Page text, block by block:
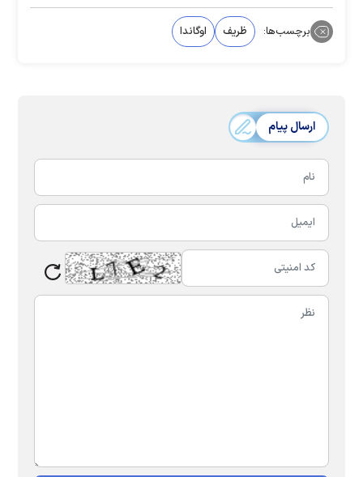
برچسب‌ها: ظریف اوگاندا
ارسال پیام